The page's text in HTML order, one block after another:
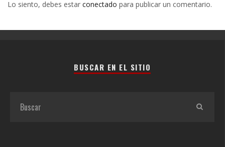
Lo siento, debes estar conectado para publicar un comentario.
BUSCAR EN EL SITIO